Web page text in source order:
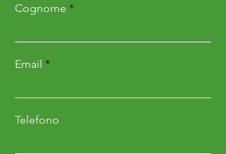
Cognome
Email
Telefono